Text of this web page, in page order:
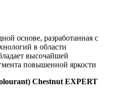
основе, разработанная с
в области
высочайшей
повышенной яркости
Chestnut EXPERT